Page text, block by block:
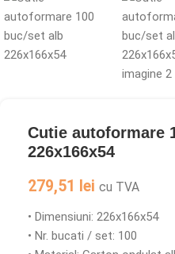
Cutie autoformare
226x166x54
279,51 lei cu TVA
• Dimensiuni: 226x166x54
• Nr. bucati / set: 100